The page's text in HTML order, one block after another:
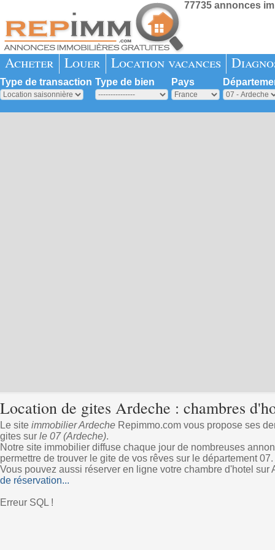
77735 annonces
Acheter Louer Location vacances
Type de transaction Type de bien Pays
Location de gites Ardeche : chambres
Le site immobilier Ardeche Repimmo.com vous propose ses
gites sur le 07 (Ardeche).
Notre site immobilier diffuse chaque jour de nombreuses
permettre de trouver le gite de vos rêves sur le département 07.
Vous pouvez aussi réserver en ligne votre chambre d'hotel sur
de réservation...
Erreur SQL !